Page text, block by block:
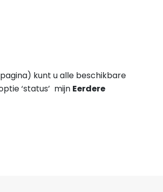
kunt u alle beschikbare
‘status’ mijn Eerdere